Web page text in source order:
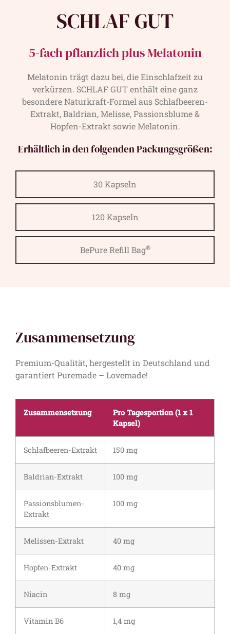
SCHLAF GUT
5-fach pflanzlich plus Melatonin
Melatonin trägt dazu bei, die Einschlafzeit zu
verkürzen. SCHLAF GUT enthält eine ganz
besondere Naturkraft-Formel aus Schlafbeeren-
Extrakt, Baldrian, Melisse, Passionsblume &
Hopfen-Extrakt sowie Melatonin.
Erhältlich in den folgenden Packungsgrößen:
30 Kapseln
120 Kapseln
BePure Refill Bag®
Zusammensetzung
Premium-Qualität, hergestellt in Deutschland und
garantiert Puremade – Lovemade!
Zusammensetzung
Pro Tagesportion (1 x 1
Kapsel)
Schlafbeeren-Extrakt 150 mg
Baldrian-Extrakt 100 mg
Passionsblumen-
Extrakt
100 mg
Melissen-Extrakt 40 mg
Hopfen-Extrakt 40 mg
Niacin 8 mg
Vitamin B6 1,4 mg